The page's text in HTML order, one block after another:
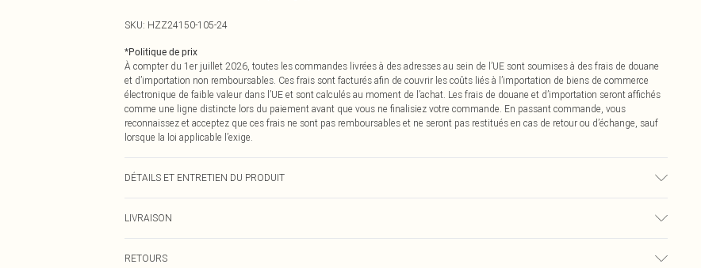
SKU: HZZ24150-105-24
*Politique de prix
À compter du 1er juillet 2026, toutes les commandes livrées à des adresses au sein de l’UE sont soumises à des frais de douane
et d’importation non remboursables. Ces frais sont facturés afin de couvrir les coûts liés à l’importation de biens de commerce
électronique de faible valeur dans l’UE et sont calculés au moment de l’achat. Les frais de douane et d’importation seront affichés
comme une ligne distincte lors du paiement avant que vous ne finalisiez votre commande. En passant commande, vous
reconnaissez et acceptez que ces frais ne sont pas remboursables et ne seront pas restitués en cas de retour ou d’échange, sauf
lorsque la loi applicable l’exige.
DÉTAILS ET ENTRETIEN DU PRODUIT
LIVRAISON
RETOURS